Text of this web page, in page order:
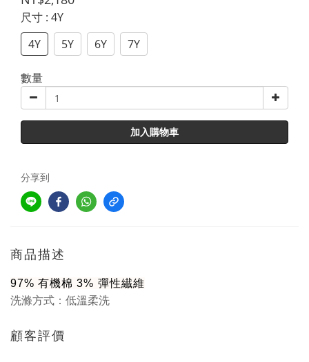
尺寸 : 4Y
4Y
5Y 6Y 7Y
數量
加入購物車
分享到
商品描述
97% 有機棉 3% 彈性纎維
洗滌方式：低溫柔洗
顧客評價